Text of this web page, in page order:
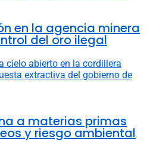
en la agencia minera
del oro ilegal
a materias primas
y riesgo ambiental